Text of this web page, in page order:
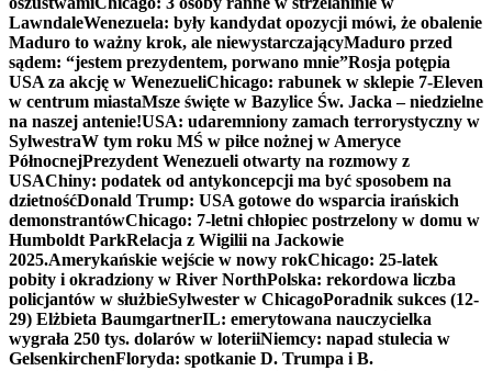
LawndaleWenezuela: były kandydat opozycji mówi, że obalenie
Maduro to ważny krok, ale niewystarczającyMaduro przed
sądem: “jestem prezydentem, porwano mnie”Rosja potępia
USA za akcję w WenezueliChicago: rabunek w sklepie 7-Eleven
w centrum miastaMsze święte w Bazylice Św. Jacka – niedzielne
na naszej antenie!USA: udaremniony zamach terrorystyczny w
SylwestraW tym roku MŚ w piłce nożnej w Ameryce
PółnocnejPrezydent Wenezueli otwarty na rozmowy z
USAChiny: podatek od antykoncepcji ma być sposobem na
dzietnośćDonald Trump: USA gotowe do wsparcia irańskich
demonstrantówChicago: 7-letni chłopiec postrzelony w domu w
Humboldt ParkRelacja z Wigilii na Jackowie
2025.Amerykańskie wejście w nowy rokChicago: 25-latek
pobity i okradziony w River NorthPolska: rekordowa liczba
policjantów w służbieSylwester w ChicagoPoradnik sukces (12-
29) Elżbieta BaumgartnerIL: emerytowana nauczycielka
wygrała 250 tys. dolarów w loteriiNiemcy: napad stulecia w
GelsenkirchenFloryda: spotkanie D. Trumpa i B.